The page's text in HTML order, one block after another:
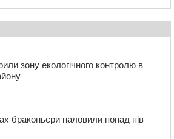
зону екологічного контролю в
браконьєри наловили понад пів